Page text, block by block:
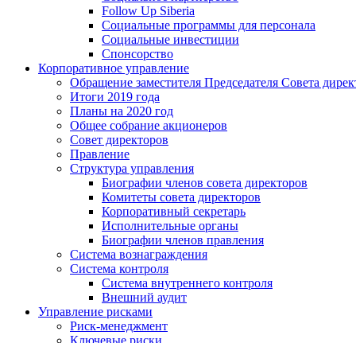
Follow Up Siberia
Социальные программы для персонала
Социальные инвестиции
Спонсорство
Корпоративное управление
Обращение заместителя Председателя Совета
Итоги 2019 года
Планы на 2020 год
Общее собрание акционеров
Совет директоров
Правление
Структура управления
Биографии членов совета директоров
Комитеты совета директоров
Корпоративный секретарь
Исполнительные органы
Биографии членов правления
Система вознаграждения
Система контроля
Система внутреннего контроля
Внешний аудит
Управление рисками
Риск-менеджмент
Ключевые риски